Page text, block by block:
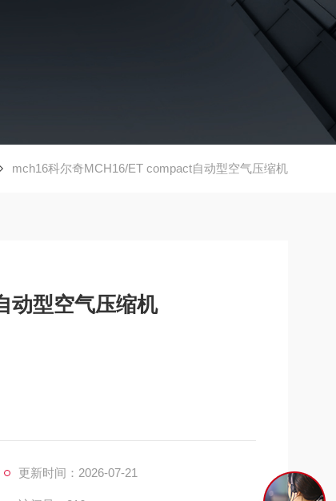
mch16科尔奇MCH16/ET compact自动型空气压缩机
动型空气压缩机
好的操作面版，箱体设计，采用三相电机380V
更新时间：2026-07-21